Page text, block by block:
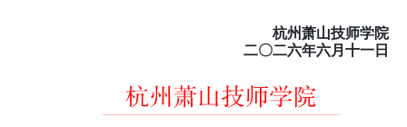
杭州萧山技师学院
二〇二六年六月十一日